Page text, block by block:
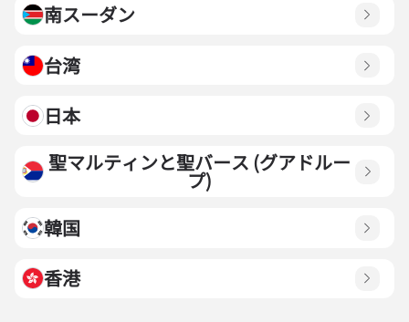
南スーダン
台湾
日本
聖マルティンと聖バース (グアドルー
プ)
韓国
香港